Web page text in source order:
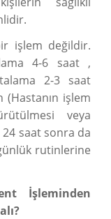
işlem değildir.
4-6 saat ,
2-3 saat
işlem
veya
saat sonra da
rutinlerine
İşleminden